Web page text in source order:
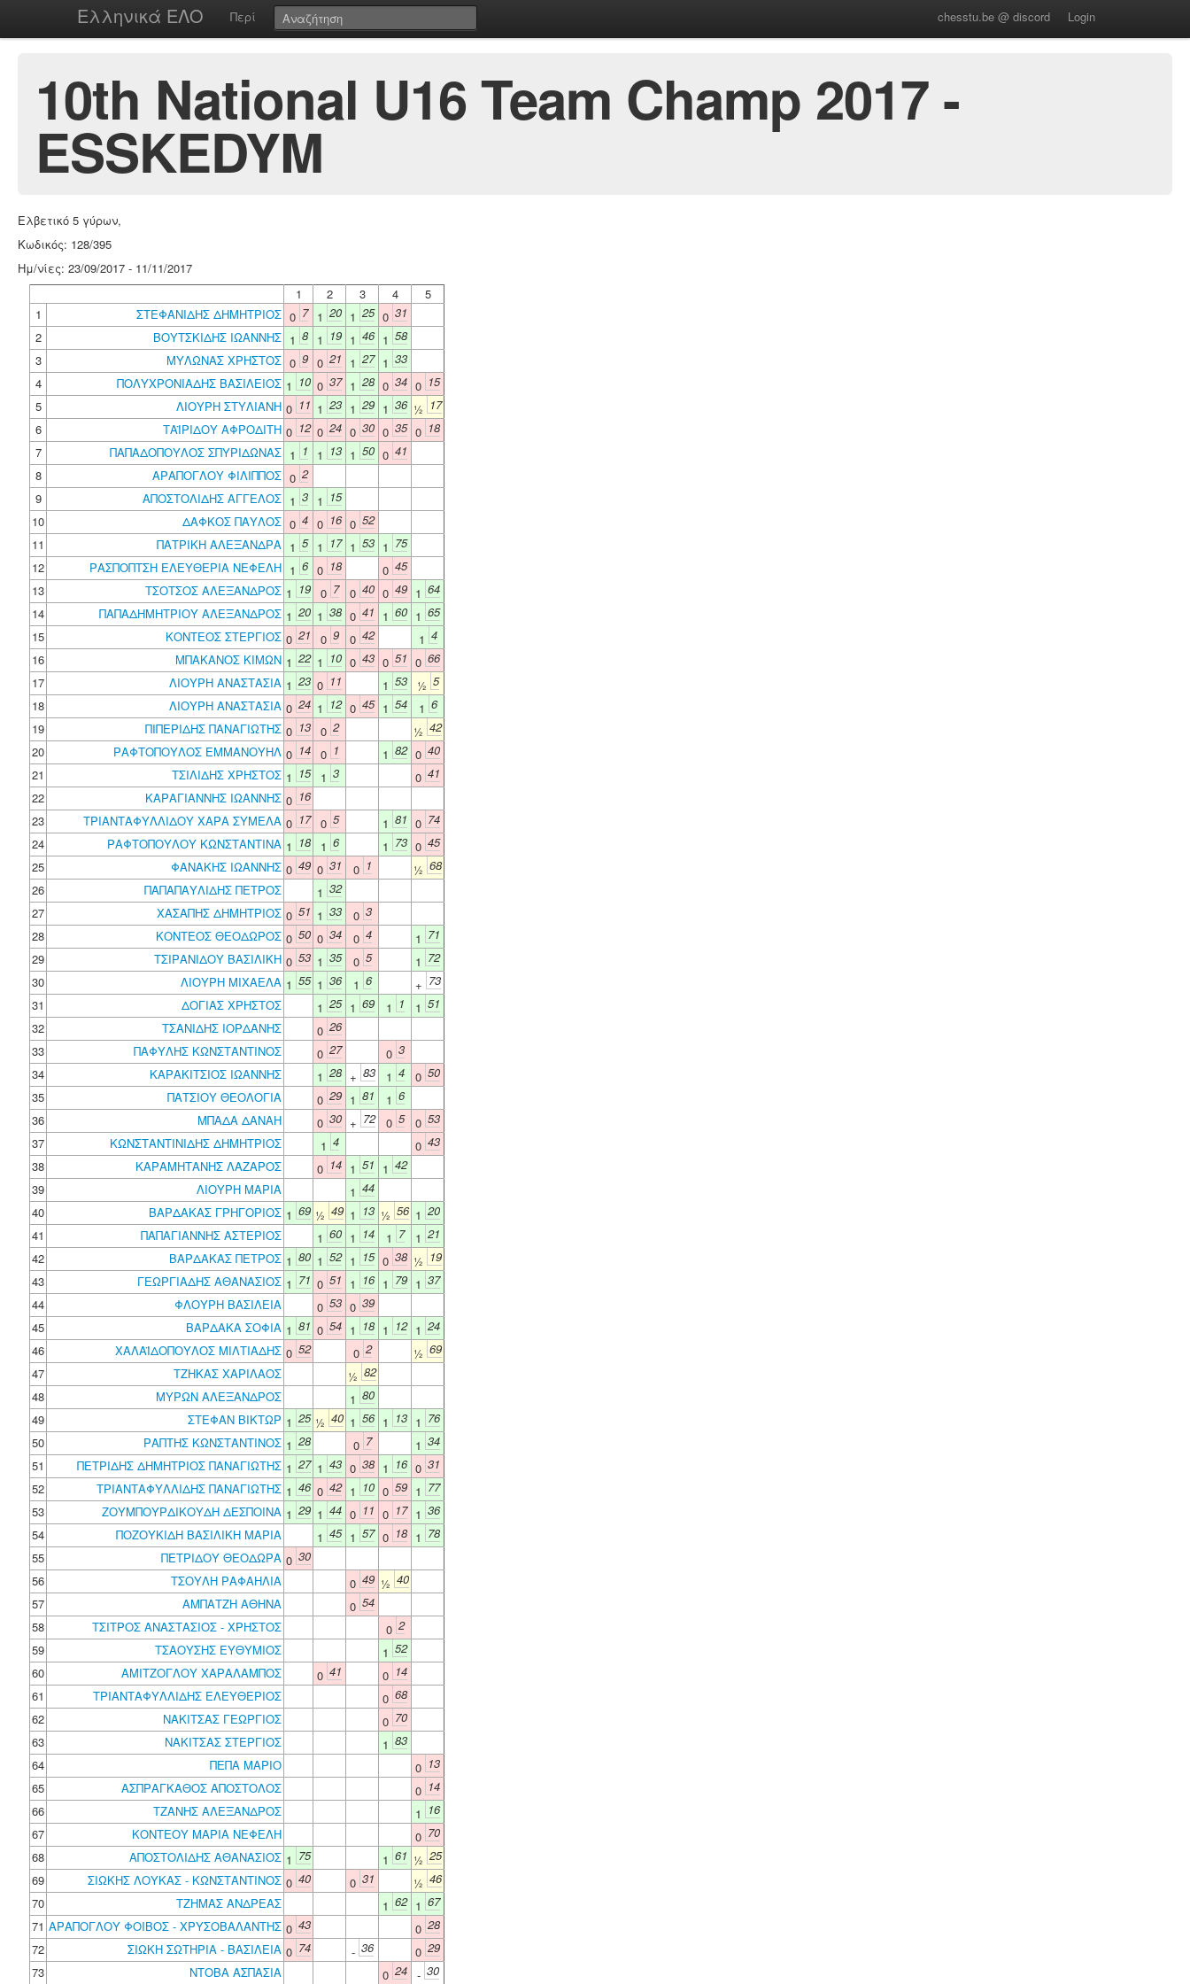
Ελληνικά ΕΛΟ Περί chesstu.be @ discord Login
10th National U16 Team Champ 2017 -
ESSKEDYM
Ελβετικό 5 γύρων,
Κωδικός: 128/395
Ημ/νίες: 23/09/2017 - 11/11/2017
1
2 3 4
5
1
ΣΤΕΦΑΝΙΔΗΣ ΔΗΜΗΤΡΙΟΣ 0 7 1 20 1 25 0 31
2
ΒΟΥΤΣΚΙΔΗΣ ΙΩΑΝΝΗΣ 1 8 1 19 1 46 1 58
3
ΜΥΛΩΝΑΣ ΧΡΗΣΤΟΣ 0 9 0 21 1 27 1 33
4
ΠΟΛΥΧΡΟΝΙΑΔΗΣ ΒΑΣΙΛΕΙΟΣ 1 10 0 37 1 28 0 34 0 15
5
ΛΙΟΥΡΗ ΣΤΥΛΙΑΝΗ 0 11 1 23 1 29 1 36 ½ 17
6
ΤΑΪΡΙΔΟΥ ΑΦΡΟΔΙΤΗ 0 12 0 24 0 30 0 35 0 18
7
ΠΑΠΑΔΟΠΟΥΛΟΣ ΣΠΥΡΙΔΩΝΑΣ 1 1 1 13 1 50 0 41
8
ΑΡΑΠΟΓΛΟΥ ΦΙΛΙΠΠΟΣ 0 2
9
ΑΠΟΣΤΟΛΙΔΗΣ ΑΓΓΕΛΟΣ 1 3 1 15
10
ΔΑΦΚΟΣ ΠΑΥΛΟΣ 0 4 0 16 0 52
11
ΠΑΤΡΙΚΗ ΑΛΕΞΑΝΔΡΑ 1 5 1 17 1 53 1 75
12
ΡΑΣΠΟΠΤΣΗ ΕΛΕΥΘΕΡΙΑ ΝΕΦΕΛΗ 1 6 0 18 0 45
13
ΤΣΟΤΣΟΣ ΑΛΕΞΑΝΔΡΟΣ 1 19 0 7 0 40 0 49 1 64
14
ΠΑΠΑΔΗΜΗΤΡΙΟΥ ΑΛΕΞΑΝΔΡΟΣ 1 20 1 38 0 41 1 60 1 65
15
ΚΟΝΤΕΟΣ ΣΤΕΡΓΙΟΣ 0 21 0 9 0 42 1 4
16
ΜΠΑΚΑΝΟΣ ΚΙΜΩΝ 1 22 1 10 0 43 0 51 0 66
17
ΛΙΟΥΡΗ ΑΝΑΣΤΑΣΙΑ 1 23 0 11 1 53 ½ 5
18
ΛΙΟΥΡΗ ΑΝΑΣΤΑΣΙΑ 0 24 1 12 0 45 1 54 1 6
19
ΠΙΠΕΡΙΔΗΣ ΠΑΝΑΓΙΩΤΗΣ 0 13 0 2 ½ 42
20
ΡΑΦΤΟΠΟΥΛΟΣ ΕΜΜΑΝΟΥΗΛ 0 14 0 1 1 82 0 40
21
ΤΣΙΛΙΔΗΣ ΧΡΗΣΤΟΣ 1 15 1 3 0 41
22
ΚΑΡΑΓΙΑΝΝΗΣ ΙΩΑΝΝΗΣ 0 16
23
ΤΡΙΑΝΤΑΦΥΛΛΙΔΟΥ ΧΑΡΑ ΣΥΜΕΛΑ 0 17 0 5 1 81 0 74
24
ΡΑΦΤΟΠΟΥΛΟΥ ΚΩΝΣΤΑΝΤΙΝΑ 1 18 1 6 1 73 0 45
25
ΦΑΝΑΚΗΣ ΙΩΑΝΝΗΣ 0 49 0 31 0 1 ½ 68
26
ΠΑΠΑΠΑΥΛΙΔΗΣ ΠΕΤΡΟΣ 1 32
27
ΧΑΣΑΠΗΣ ΔΗΜΗΤΡΙΟΣ 0 51 1 33 0 3
28
ΚΟΝΤΕΟΣ ΘΕΟΔΩΡΟΣ 0 50 0 34 0 4 1 71
29
ΤΣΙΡΑΝΙΔΟΥ ΒΑΣΙΛΙΚΗ 0 53 1 35 0 5 1 72
30
ΛΙΟΥΡΗ ΜΙΧΑΕΛΑ 1 55 1 36 1 6 + 73
31
ΔΟΓΙΑΣ ΧΡΗΣΤΟΣ 1 25 1 69 1 1 1 51
32
ΤΣΑΝΙΔΗΣ ΙΟΡΔΑΝΗΣ 0 26
33
ΠΑΦΥΛΗΣ ΚΩΝΣΤΑΝΤΙΝΟΣ 0 27 0 3
34
ΚΑΡΑΚΙΤΣΙΟΣ ΙΩΑΝΝΗΣ 1 28 + 83 1 4 0 50
35
ΠΑΤΣΙΟΥ ΘΕΟΛΟΓΙΑ 0 29 1 81 1 6
36
ΜΠΑΔΑ ΔΑΝΑΗ 0 30 + 72 0 5 0 53
37
ΚΩΝΣΤΑΝΤΙΝΙΔΗΣ ΔΗΜΗΤΡΙΟΣ 1 4 0 43
38
ΚΑΡΑΜΗΤΑΝΗΣ ΛΑΖΑΡΟΣ 0 14 1 51 1 42
39
ΛΙΟΥΡΗ ΜΑΡΙΑ 1 44
40
ΒΑΡΔΑΚΑΣ ΓΡΗΓΟΡΙΟΣ 1 69 ½ 49 1 13 ½ 56 1 20
41
ΠΑΠΑΓΙΑΝΝΗΣ ΑΣΤΕΡΙΟΣ 1 60 1 14 1 7 1 21
42
ΒΑΡΔΑΚΑΣ ΠΕΤΡΟΣ 1 80 1 52 1 15 0 38 ½ 19
43
ΓΕΩΡΓΙΑΔΗΣ ΑΘΑΝΑΣΙΟΣ 1 71 0 51 1 16 1 79 1 37
44
ΦΛΟΥΡΗ ΒΑΣΙΛΕΙΑ 0 53 0 39
45
ΒΑΡΔΑΚΑ ΣΟΦΙΑ 1 81 0 54 1 18 1 12 1 24
46
ΧΑΛΑΪΔΟΠΟΥΛΟΣ ΜΙΛΤΙΑΔΗΣ 0 52 0 2 ½ 69
47
ΤΖΗΚΑΣ ΧΑΡΙΛΑΟΣ ½ 82
48
ΜΥΡΩΝ ΑΛΕΞΑΝΔΡΟΣ 1 80
49
ΣΤΕΦΑΝ ΒΙΚΤΩΡ 1 25 ½ 40 1 56 1 13 1 76
50
ΡΑΠΤΗΣ ΚΩΝΣΤΑΝΤΙΝΟΣ 1 28 0 7 1 34
51
ΠΕΤΡΙΔΗΣ ΔΗΜΗΤΡΙΟΣ ΠΑΝΑΓΙΩΤΗΣ 1 27 1 43 0 38 1 16 0 31
52
ΤΡΙΑΝΤΑΦΥΛΛΙΔΗΣ ΠΑΝΑΓΙΩΤΗΣ 1 46 0 42 1 10 0 59 1 77
53
ΖΟΥΜΠΟΥΡΔΙΚΟΥΔΗ ΔΕΣΠΟΙΝΑ 1 29 1 44 0 11 0 17 1 36
54
ΠΟΖΟΥΚΙΔΗ ΒΑΣΙΛΙΚΗ ΜΑΡΙΑ 1 45 1 57 0 18 1 78
55
ΠΕΤΡΙΔΟΥ ΘΕΟΔΩΡΑ 0 30
56
ΤΣΟΥΛΗ ΡΑΦΑΗΛΙΑ 0 49 ½ 40
57
ΑΜΠΑΤΖΗ ΑΘΗΝΑ 0 54
58
ΤΣΙΤΡΟΣ ΑΝΑΣΤΑΣΙΟΣ - ΧΡΗΣΤΟΣ 0 2
59
ΤΣΑΟΥΣΗΣ ΕΥΘΥΜΙΟΣ 1 52
60
ΑΜΙΤΖΟΓΛΟΥ ΧΑΡΑΛΑΜΠΟΣ 0 41 0 14
61
ΤΡΙΑΝΤΑΦΥΛΛΙΔΗΣ ΕΛΕΥΘΕΡΙΟΣ 0 68
62
ΝΑΚΙΤΣΑΣ ΓΕΩΡΓΙΟΣ 0 70
63
ΝΑΚΙΤΣΑΣ ΣΤΕΡΓΙΟΣ 1 83
64
ΠΕΠΑ ΜΑΡΙΟ 0 13
65
ΑΣΠΡΑΓΚΑΘΟΣ ΑΠΟΣΤΟΛΟΣ 0 14
66
ΤΖΑΝΗΣ ΑΛΕΞΑΝΔΡΟΣ 1 16
67
ΚΟΝΤΕΟΥ ΜΑΡΙΑ ΝΕΦΕΛΗ 0 70
68
ΑΠΟΣΤΟΛΙΔΗΣ ΑΘΑΝΑΣΙΟΣ 1 75 1 61 ½ 25
69
ΣΙΩΚΗΣ ΛΟΥΚΑΣ - ΚΩΝΣΤΑΝΤΙΝΟΣ 0 40 0 31 ½ 46
70
ΤΖΗΜΑΣ ΑΝΔΡΕΑΣ 1 62 1 67
71 ΑΡΑΠΟΓΛΟΥ ΦΟΙΒΟΣ - ΧΡΥΣΟΒΑΛΑΝΤΗΣ 0 43 0 28
72
ΣΙΩΚΗ ΣΩΤΗΡΙΑ - ΒΑΣΙΛΕΙΑ 0 74 - 36 0 29
73
ΝΤΟΒΑ ΑΣΠΑΣΙΑ 0 24 - 30